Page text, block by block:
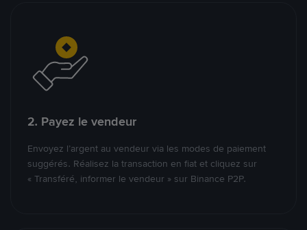
2. Payez le vendeur
Envoyez l’argent au vendeur via les modes de paiement
suggérés. Réalisez la transaction en fiat et cliquez sur
« Transféré, informer le vendeur » sur Binance P2P.